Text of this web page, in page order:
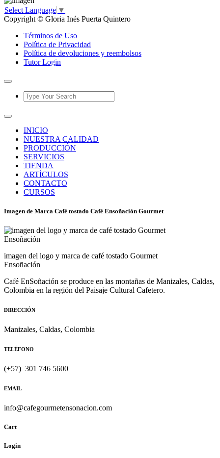
Select Language ▼
Copyright © Gloria Inés Puerta Quintero
Términos de Uso
Política de Privacidad
Política de devoluciones y reembolsos
Tutor Login
INICIO
NUESTRA CALIDAD
PRODUCCIÓN
SERVICIOS
TIENDA
ARTÍCULOS
CONTACTO
CURSOS
Imagen de Marca Café tostado Café Ensoñación Gourmet
imagen del logo y marca de café tostado Gourmet
Ensoñación
Café EnSoñación se produce en las montañas de Manizales, Caldas,
Colombia en la región del Paisaje Cultural Cafetero.
DIRECCIÓN
Manizales, Caldas, Colombia
TELÉFONO
(+57) 301 746 5600
EMAIL
info@cafegourmetensonacion.com
Cart
Login